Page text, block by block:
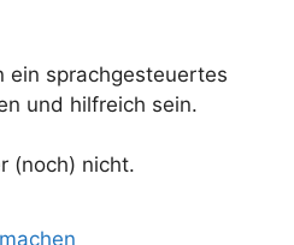
ein sprachgesteuertes
und hilfreich sein.
(noch) nicht.